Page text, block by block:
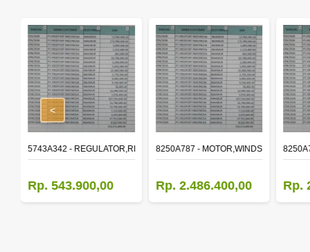
DOOR WINDOW,LH
5743A342 - REGULATOR,RR DOOR WINDOW,RH
Rp. 543.900,00
8250A787 - MOTOR,WINDSHIELD
Rp. 2.486.400,00 Rp.
<